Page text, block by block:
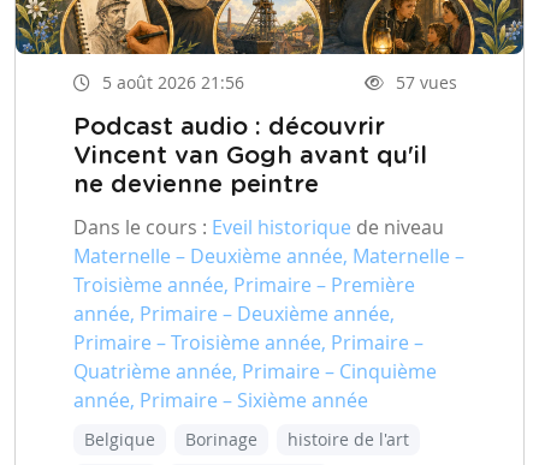
5 août 2026 21:56 57 vues
Podcast audio : découvrir
Vincent van Gogh avant qu'il
ne devienne peintre
Dans le cours : Eveil historique de niveau
Maternelle – Deuxième année, Maternelle –
Troisième année, Primaire – Première
année, Primaire – Deuxième année,
Primaire – Troisième année, Primaire –
Quatrième année, Primaire – Cinquième
année, Primaire – Sixième année
Belgique Borinage
histoire de l'art